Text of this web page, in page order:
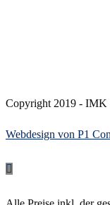
Copyright 2019 - IMK
Webdesign von P1